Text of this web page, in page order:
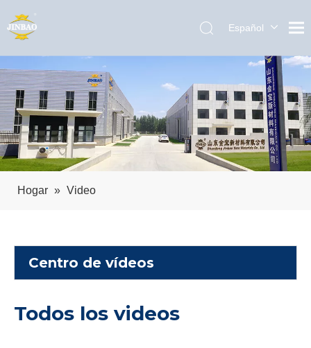
Español
العربية
Pусский
Português
Hogar » Video
Centro de vídeos
Todos los videos